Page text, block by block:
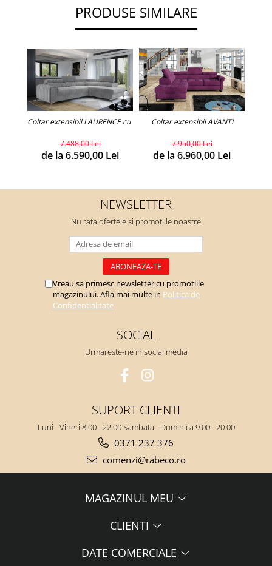
PRODUSE SIMILARE
Coltar extensibil LAURENCE cu lada de depozitare.(personalizabil)
7.488,00 Lei
de la 6.590,00 Lei
Coltar extensibil AVANTI
7.950,00 Lei
de la 6.960,00 Lei
NEWSLETTER
Nu rata ofertele si promotiile noastre
Vreau sa primesc newsletter cu promotiile
magazinului. Afla mai multe in Politica de
Confidentialitate
SOCIAL
Urmareste-ne in social media
SUPORT CLIENTI
Luni - Vineri 8:00 - 22:00 Sambata - Duminica 9:00 - 20.00
0371 237 376
comenzi@rabeco.ro
MAGAZINUL MEU
CLIENTI
DATE COMERCIALE